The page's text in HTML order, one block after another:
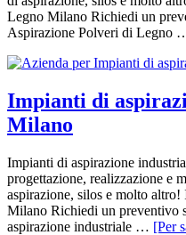
Legno Milano Richiedi un
Aspirazione Polveri di Legno
Impianti di
Milano
Impianti di aspirazione
progettazione, realizzazione e
aspirazione, silos e molto
Milano Richiedi un preventivo
aspirazione industriale … [Per